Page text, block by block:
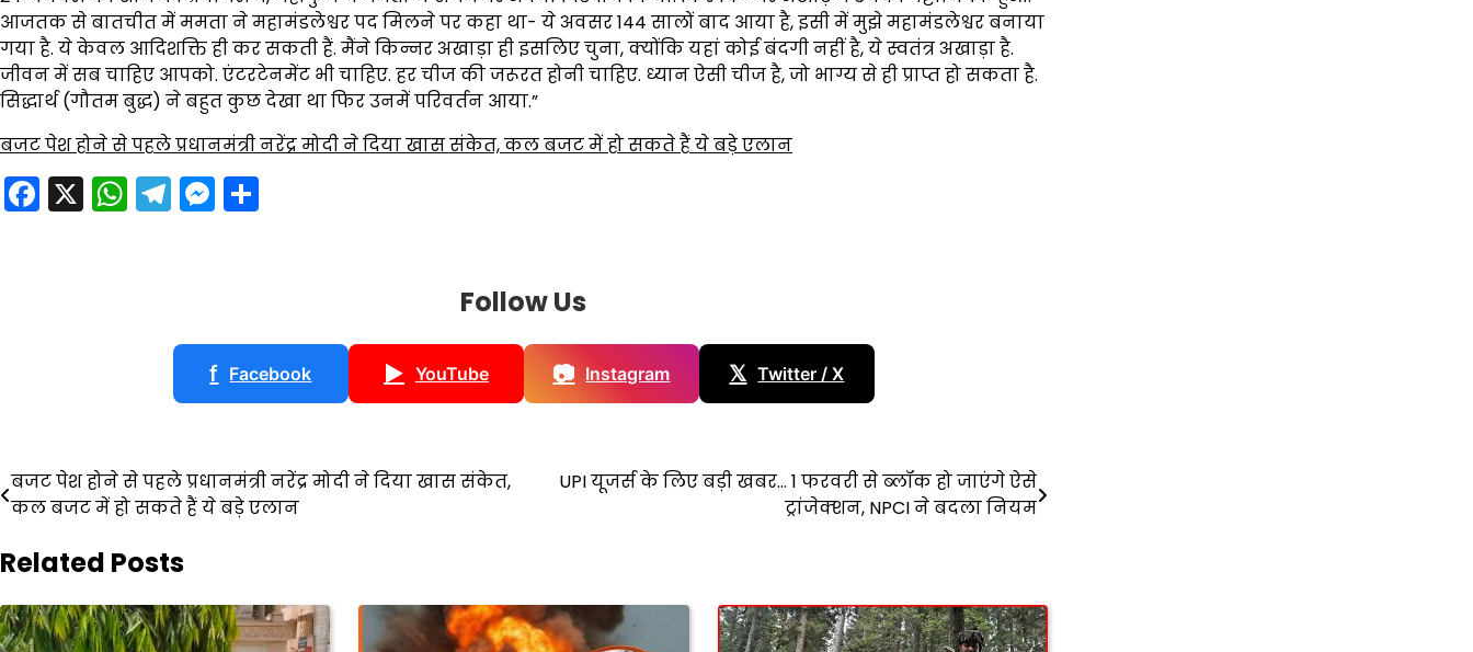
आजतक से बातचीत में ममता ने महामंडलेश्वर पद मिलने पर कहा था- ये अवसर 144 सालों बाद आया है, इसी में मुझे महामंडलेश्वर बनाया
गया है. ये केवल आदिशक्ति ही कर सकती हैं. मैंने किन्नर अखाड़ा ही इसलिए चुना, क्योंकि यहां कोई बंदगी नहीं है, ये स्वतंत्र अखाड़ा है.
जीवन में सब चाहिए आपको. एंटरटेनमेंट भी चाहिए. हर चीज की जरूरत होनी चाहिए. ध्यान ऐसी चीज है, जो भाग्य से ही प्राप्त हो सकता है.
सिद्धार्थ (गौतम बुद्ध) ने बहुत कुछ देखा था फिर उनमें परिवर्तन आया.”
बजट पेश होने से पहले प्रधानमंत्री नरेंद्र मोदी ने दिया खास संकेत, कल बजट में हो सकते हैं ये बड़े एलान
Facebook
X WhatsApp
Telegram
Messenger
Follow Us
f Facebook ▶ YouTube 📷 Instagram 𝕏 Twitter / X
Post
navigation
बजट पेश होने से पहले प्रधानमंत्री नरेंद्र मोदी ने दिया खास संकेत,
कल बजट में हो सकते हैं ये बड़े एलान
UPI यूजर्स के लिए बड़ी खबर… 1 फरवरी से ब्‍लॉक हो जाएंगे ऐसे
ट्रांजेक्‍शन, NPCI ने बदला नियम
Related Posts